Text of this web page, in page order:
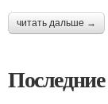
читать дальше →